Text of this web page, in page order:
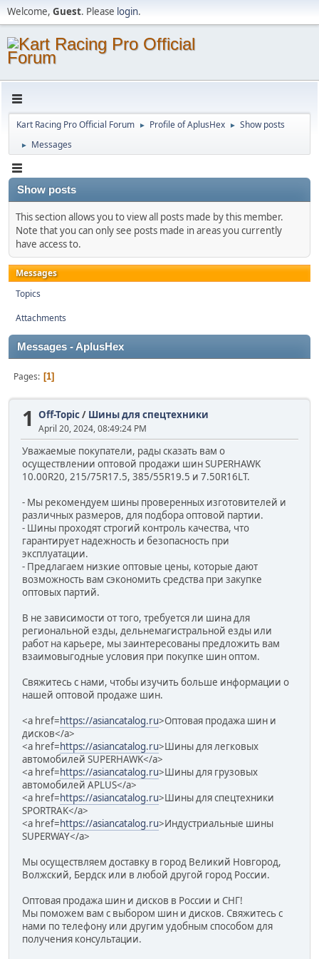
Welcome, Guest. Please login.
Kart Racing Pro Official Forum ► Profile of AplusHex ► Show posts
► Messages
Show posts
This section allows you to view all posts made by this member.
Note that you can only see posts made in areas you currently
have access to.
Messages
Topics
Attachments
Messages - AplusHex
Pages 1
1 Off-Topic/ Шины для спецтехники
April 20, 2024, 08:49:24 PM
Уважаемые покупатели, рады сказать вам о
осуществлении оптовой продажи шин SUPERHAWK
10.00R20, 215/75R17.5, 385/55R19.5 и 7.50R16LT.
- Мы рекомендуем шины проверенных изготовителей и
различных размеров, для подбора оптовой партии.
- Шины проходят строгий контроль качества, что
гарантирует надежность и безопасность при
эксплуатации.
- Предлагаем низкие оптовые цены, которые дают
возможность вам сэкономить средства при закупке
оптовых партий.
В не зависимости от того, требуется ли шина для
региональной езды, дельнемагистральной езды или
работ на карьере, мы заинтересованы предложить вам
взаимовыгодные условия при покупке шин оптом.
Свяжитесь с нами, чтобы изучить больше информации о
нашей оптовой продаже шин.
<a href=https://asiancatalog.ru>Оптовая продажа шин и
дисков</a>
<a href=https://asiancatalog.ru>Шины для легковых
автомобилей SUPERHAWK</a>
<a href=https://asiancatalog.ru>Шины для грузовых
автомобилей APLUS</a>
<a href=https://asiancatalog.ru>Шины для спецтехники
SPORTRAK</a>
<a href=https://asiancatalog.ru>Индустриальные шины
SUPERWAY</a>
Мы осуществляем доставку в город Великий Новгород,
Волжский, Бердск или в любой другой город России.
Оптовая продажа шин и дисков в России и СНГ!
Мы поможем вам с выбором шин и дисков. Свяжитесь с
нами по телефону или другим удобным способом для
получения консультации.